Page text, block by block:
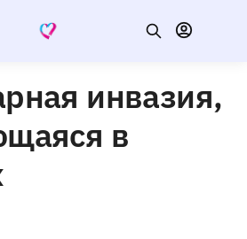
инвазия,
в